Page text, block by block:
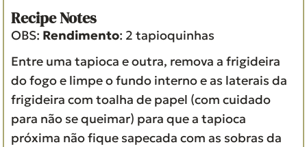
Recipe Notes
OBS: Rendimento: 2 tapioquinhas
Entre uma tapioca e outra, remova a frigideira
do fogo e limpe o fundo interno e as laterais da
frigideira com toalha de papel (com cuidado
para não se queimar) para que a tapioca
próxima não fique sapecada com as sobras da